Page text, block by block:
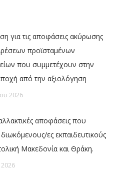
για τις αποφάσεις ακύρωσης
προϊσταμένων
που συμμετέχουν στην
από την αξιολόγηση
2026
αποφάσεις που
ες εκπαιδευτικούς
Μακεδονία και Θράκη.